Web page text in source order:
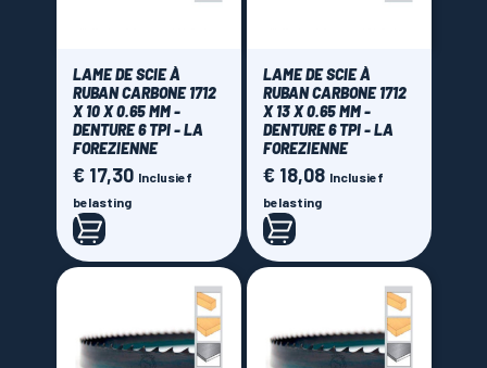
LAME DE SCIE À
RUBAN CARBONE 1712
X 10 X 0.65 MM -
DENTURE 6 TPI - LA
FOREZIENNE
Prijs
€ 17,30 Inclusief
belasting
LAME DE SCIE À
RUBAN CARBONE 1712
X 13 X 0.65 MM -
DENTURE 6 TPI - LA
FOREZIENNE
Prijs
€ 18,08 Inclusief
belasting